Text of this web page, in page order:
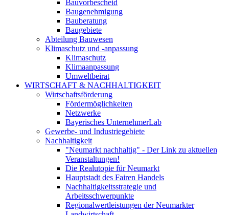
Bauvorbescheid
Baugenehmigung
Bauberatung
Baugebiete
Abteilung Bauwesen
Klimaschutz und -anpassung
Klimaschutz
Klimaanpassung
Umweltbeirat
WIRTSCHAFT & NACHHALTIGKEIT
Wirtschaftsförderung
Fördermöglichkeiten
Netzwerke
Bayerisches UnternehmerLab
Gewerbe- und Industriegebiete
Nachhaltigkeit
"Neumarkt nachhaltig" - Der Link zu aktuellen
Veranstaltungen!
Die Realutopie für Neumarkt
Hauptstadt des Fairen Handels
Nachhaltigkeitsstrategie und
Arbeitsschwerpunkte
Regionalwertleistungen der Neumarkter